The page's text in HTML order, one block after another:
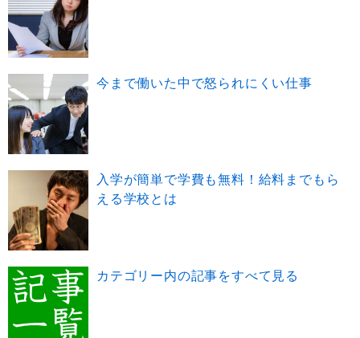
今まで働いた中で怒られにくい仕事
入学が簡単で学費も無料！給料までもら
える学校とは
カテゴリー内の記事をすべて見る